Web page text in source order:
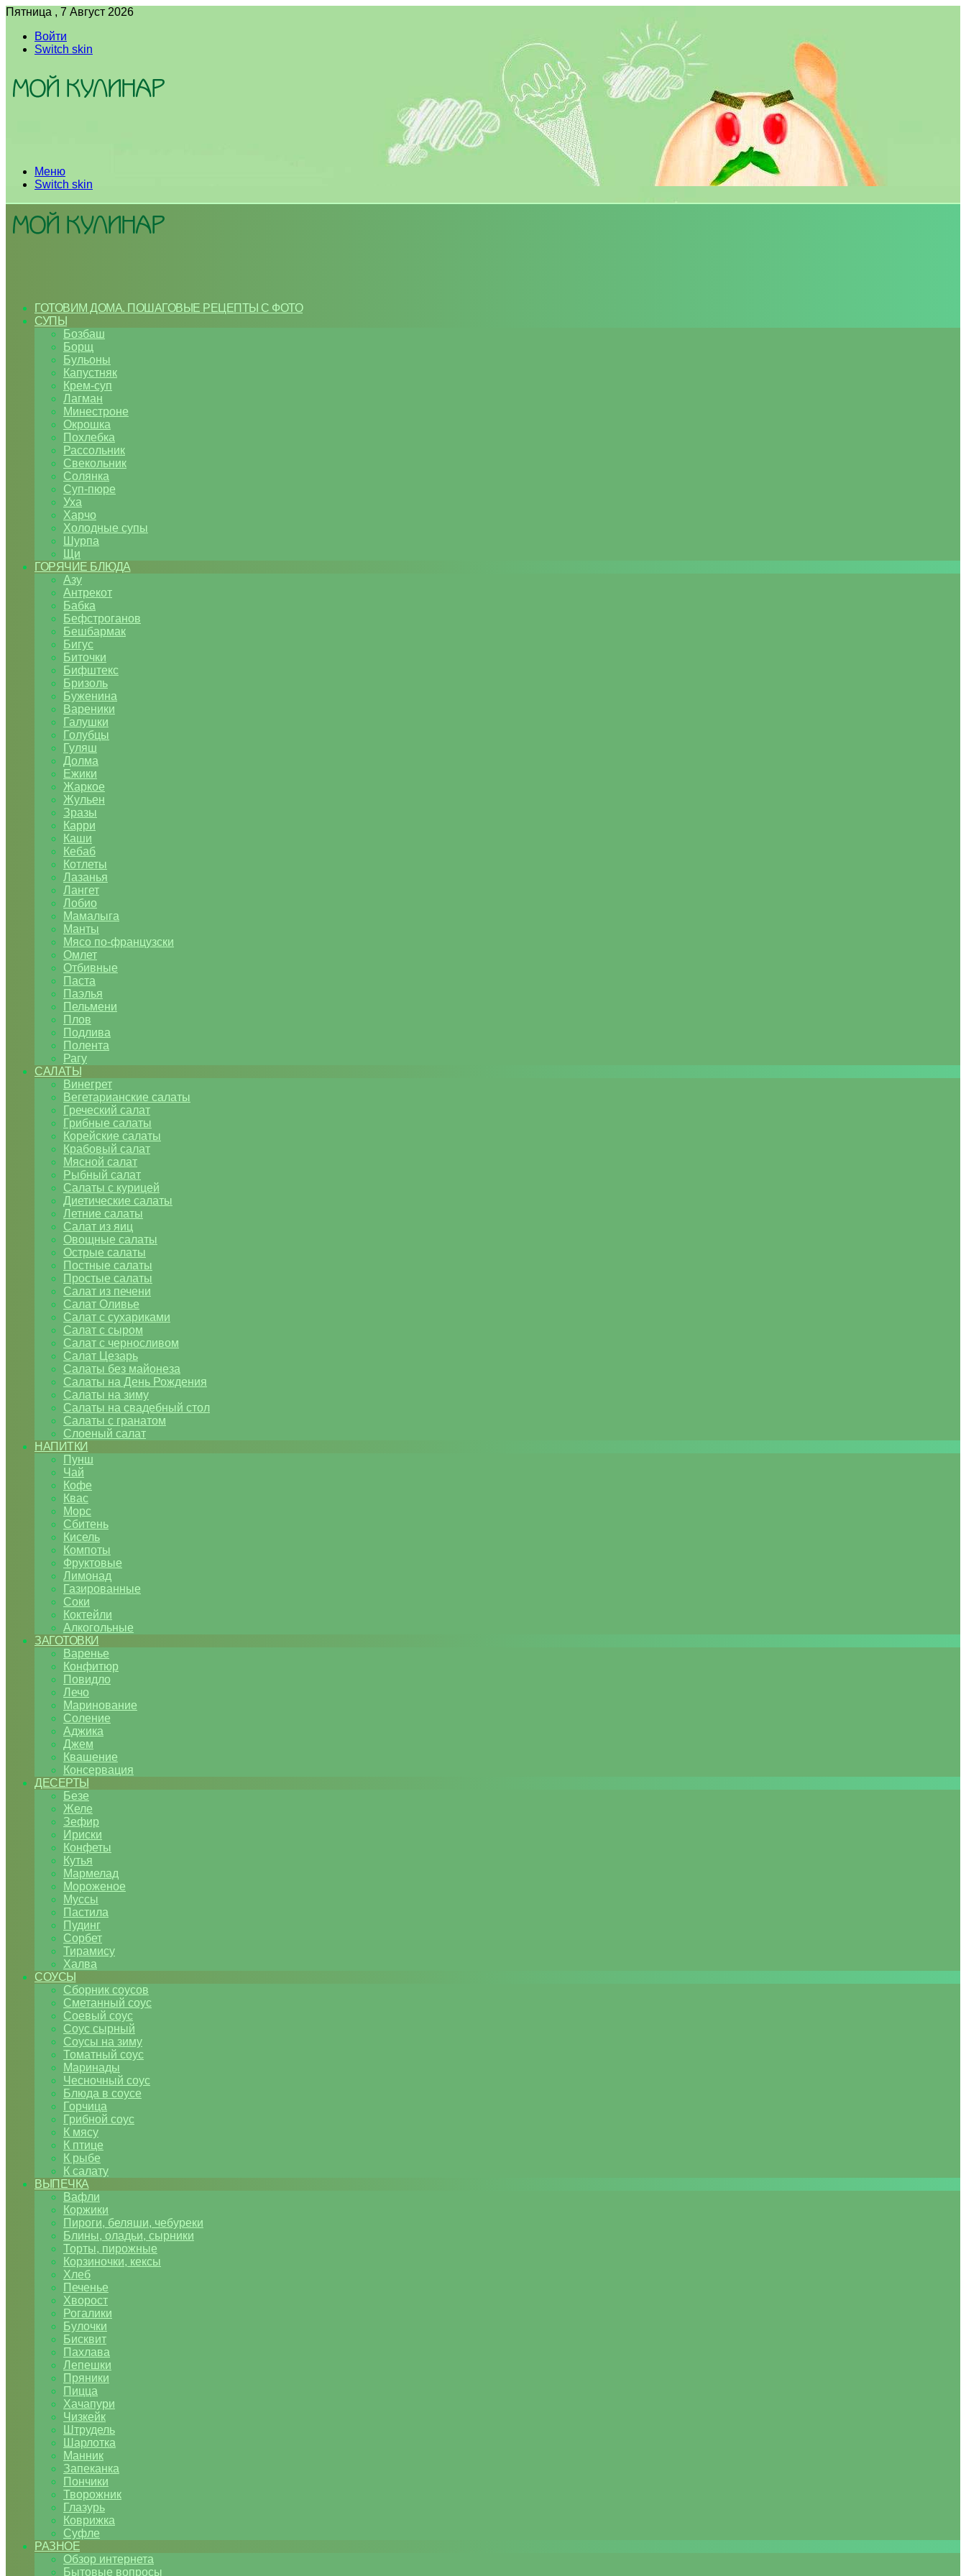
Пятница , 7 Август 2026
Войти
Switch skin
Меню
Switch skin
ГОТОВИМ ДОМА. ПОШАГОВЫЕ РЕЦЕПТЫ С ФОТО
СУПЫ
Бозбаш
Борщ
Бульоны
Капустняк
Крем-суп
Лагман
Минестроне
Окрошка
Похлебка
Рассольник
Свекольник
Солянка
Суп-пюре
Уха
Харчо
Холодные супы
Шурпа
Щи
ГОРЯЧИЕ БЛЮДА
Азу
Антрекот
Бабка
Бефстроганов
Бешбармак
Бигус
Биточки
Бифштекс
Бризоль
Буженина
Вареники
Галушки
Голубцы
Гуляш
Долма
Ежики
Жаркое
Жульен
Зразы
Карри
Каши
Кебаб
Котлеты
Лазанья
Лангет
Лобио
Мамалыга
Манты
Мясо по-французски
Омлет
Отбивные
Паста
Паэлья
Пельмени
Плов
Подлива
Полента
Рагу
САЛАТЫ
Винегрет
Вегетарианские салаты
Греческий салат
Грибные салаты
Корейские салаты
Крабовый салат
Мясной салат
Рыбный салат
Салаты с курицей
Диетические салаты
Летние салаты
Салат из яиц
Овощные салаты
Острые салаты
Постные салаты
Простые салаты
Салат из печени
Салат Оливье
Салат с сухариками
Салат с сыром
Салат с черносливом
Салат Цезарь
Салаты без майонеза
Салаты на День Рождения
Салаты на зиму
Салаты на свадебный стол
Салаты с гранатом
Слоеный салат
НАПИТКИ
Пунш
Чай
Кофе
Квас
Морс
Сбитень
Кисель
Компоты
Фруктовые
Лимонад
Газированные
Соки
Коктейли
Алкогольные
ЗАГОТОВКИ
Варенье
Конфитюр
Повидло
Лечо
Маринование
Соление
Аджика
Джем
Квашение
Консервация
ДЕСЕРТЫ
Безе
Желе
Зефир
Ириски
Конфеты
Кутья
Мармелад
Мороженое
Муссы
Пастила
Пудинг
Сорбет
Тирамису
Халва
СОУСЫ
Сборник соусов
Сметанный соус
Соевый соус
Соус сырный
Соусы на зиму
Томатный соус
Маринады
Чесночный соус
Блюда в соусе
Горчица
Грибной соус
К мясу
К птице
К рыбе
К салату
ВЫПЕЧКА
Вафли
Коржики
Пироги, беляши, чебуреки
Блины, оладьи, сырники
Торты, пирожные
Корзиночки, кексы
Хлеб
Печенье
Хворост
Рогалики
Булочки
Бисквит
Пахлава
Лепешки
Пряники
Пицца
Хачапури
Чизкейк
Штрудель
Шарлотка
Манник
Запеканка
Пончики
Творожник
Глазурь
Коврижка
Суфле
РАЗНОЕ
Обзор интернета
Бытовые вопросы